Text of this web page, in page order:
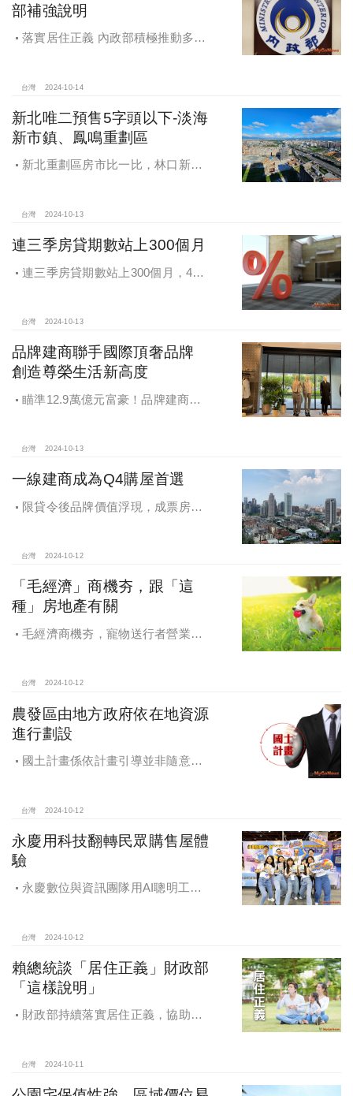
部補強說明
落實居住正義 內政部積極推動多元
台灣 2024-10-14
新北唯二預售5字頭以下-淡海
新市鎮、鳳鳴重劃區
新北重劃區房市比一比，林口新市
台灣 2024-10-13
連三季房貸期數站上300個月
連三季房貸期數站上300個月，4都
台灣 2024-10-13
品牌建商聯手國際頂奢品牌
創造尊榮生活新高度
瞄準12.9萬億元富豪！品牌建商聯
台灣 2024-10-13
一線建商成為Q4購屋首選
限貸令後品牌價值浮現，成票房保
台灣 2024-10-12
「毛經濟」商機夯，跟「這
種」房地產有關
毛經濟商機夯，寵物送行者營業額
台灣 2024-10-12
農發區由地方政府依在地資源
進行劃設
國土計畫係依計畫引導並非隨意亂
台灣 2024-10-12
永慶用科技翻轉民眾購售屋體
驗
永慶數位與資訊團隊用AI聰明工
灣房產科技發展
台灣 2024-10-12
賴總統談「居住正義」財政部
「這樣說明」
財政部持續落實居住正義，協助經
台灣 2024-10-11